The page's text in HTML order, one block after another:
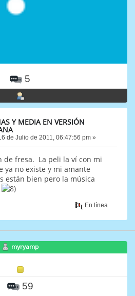
5
Y MEDIA EN VERSIÓN
de Julio de 2011, 06:47:56 pm »
de fresa. La peli la ví con mi
ya no existe y mi amante
están bien pero la música
En línea
myryamp
59